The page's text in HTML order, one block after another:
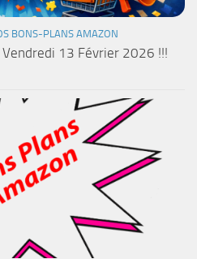
BONS-PLANS AMAZON
Vendredi 13 Février 2026 !!!